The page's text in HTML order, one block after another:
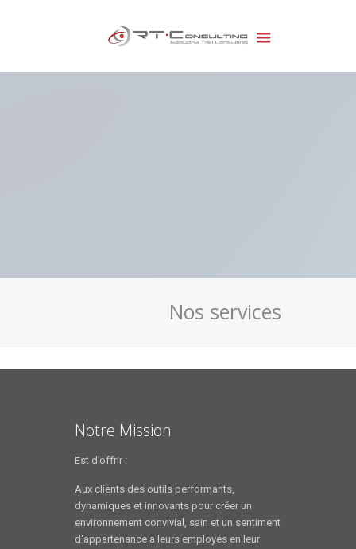
Nos services
Notre Mission
Est d’offrir :
Aux clients des outils performants,
dynamiques et innovants pour créer un
environnement convivial, sain et un sentiment
d'appartenance a leurs employés en leur